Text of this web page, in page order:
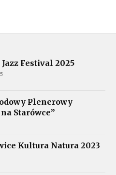
Festival 2025
Plenerowy
Starówce”
Kultura Natura 2023